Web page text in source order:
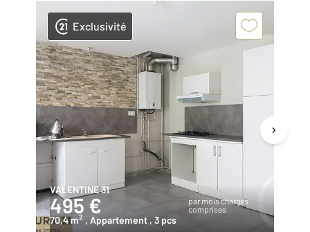
Exclusivité
VALENTINE 31
495 €
par mois charges
comprises
70,4 m2 , Appartement, 3 pcs